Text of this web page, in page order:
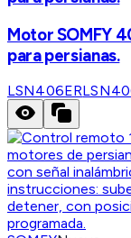
Motor SOMFY
para persianas.
LSN406ER